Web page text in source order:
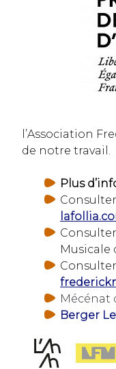
l’Association
de notre travail.
Plus
Musicale
Mécénat
Berger